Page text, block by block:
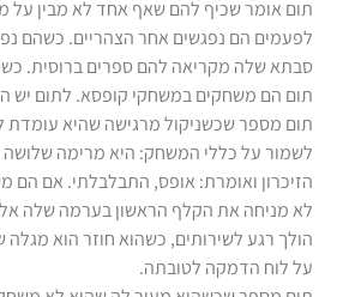
תום אומר שכיף להם שאף אחד לא מבין על
לפעמים הם נפגשים אחר הצהריים. כשהם
סבתא שלה מקריאה להם ספרים ברוסית.
תום הם משחקים במשחקי קופסא. לתום יש
תום מספר שכשניקול מרגישה שהיא עומדת
לשמור על כללי המשחק: היא מרימה
הזיכרון ואומרת: אופס, התבלבלתי. אם
לא מניחה את הקלף הראשון בערמה שלה
הולך רגע לשירותים, כשהוא חוזר הוא
על לוח הדמקה לטובתה.